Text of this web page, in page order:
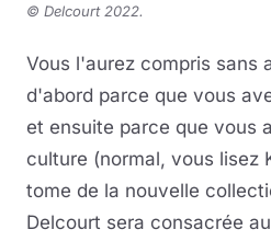
© Delcourt 2022.
Vous l'aurez compris sans
d'abord parce que vous
et ensuite parce que vous
culture (normal, vous lisez
tome de la nouvelle
Delcourt sera consacrée